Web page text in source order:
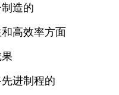
造的
高效率方面
进制程的